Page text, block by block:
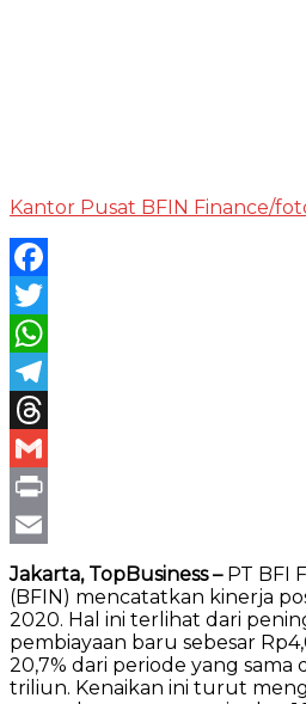
Kantor Pusat BFIN Finance/
Facebook
Twitter
WhatsApp
Telegram
Threads
Gmail
Print
Email
Jakarta, TopBusiness –PT BFI
(BFIN) mencatatkan kinerja
2020. Hal ini terlihat dari
pembiayaan baru sebesar
20,7% dari periode yang sama
triliun. Kenaikan ini turut